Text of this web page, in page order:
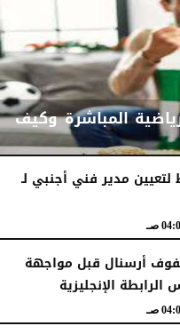
المباشرة وكيف
مدير فني أجنبي لـ
صـ
أرسنال قبل مواجهة
الإنجليزية
صـ